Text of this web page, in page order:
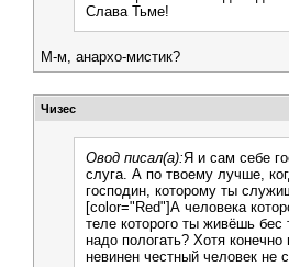
Слава Тьме!
М-м, анархо-мистик?
Чизес
Овод писал(а):Я и сам себе
слуга. А по твоему лучше,
господин, которому ты
[color="Red"]А человека
теле которого ты живёшь
надо пологать? Хотя
невинен честный человек не